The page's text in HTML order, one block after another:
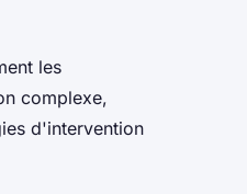
les
complexe,
d'intervention